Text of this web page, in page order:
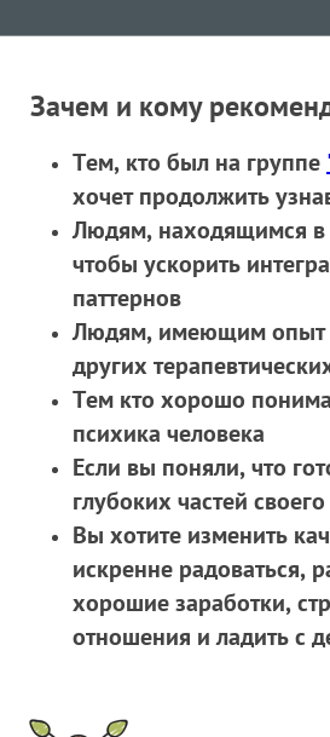
Зачем и кому
Тем, кто был на группе
хочет продолжить
Людям, находящимся в
чтобы ускорить
паттернов
Людям, имеющим опыт
других
Тем кто хорошо
психика человека
Если вы поняли, что
глубоких частей
Вы хотите изменить
искренне радоваться,
хорошие заработки,
отношения и ладить с